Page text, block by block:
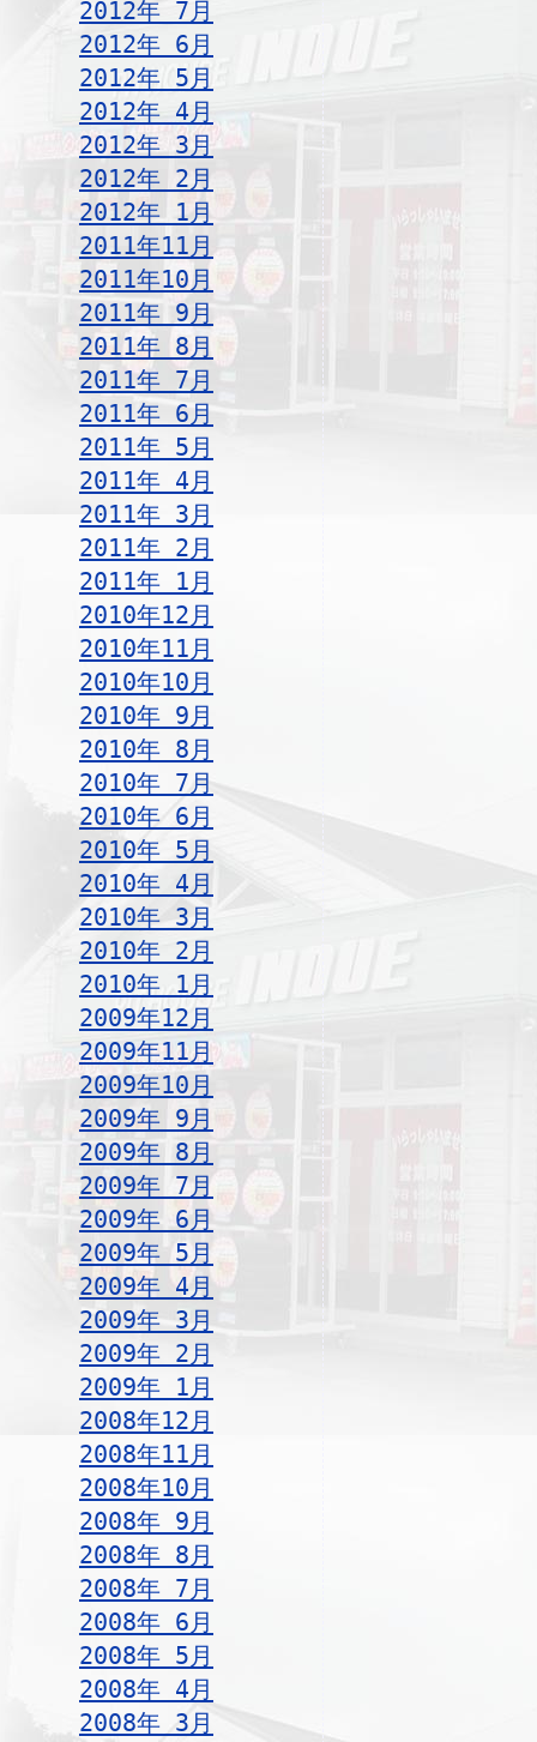
2012年 7月
2012年 6月
2012年 5月
2012年 4月
2012年 3月
2012年 2月
2012年 1月
2011年11月
2011年10月
2011年 9月
2011年 8月
2011年 7月
2011年 6月
2011年 5月
2011年 4月
2011年 3月
2011年 2月
2011年 1月
2010年12月
2010年11月
2010年10月
2010年 9月
2010年 8月
2010年 7月
2010年 6月
2010年 5月
2010年 4月
2010年 3月
2010年 2月
2010年 1月
2009年12月
2009年11月
2009年10月
2009年 9月
2009年 8月
2009年 7月
2009年 6月
2009年 5月
2009年 4月
2009年 3月
2009年 2月
2009年 1月
2008年12月
2008年11月
2008年10月
2008年 9月
2008年 8月
2008年 7月
2008年 6月
2008年 5月
2008年 4月
2008年 3月